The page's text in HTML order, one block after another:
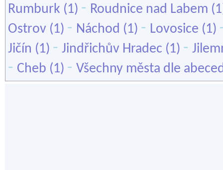
Rumburk (1) - Roudnice nad Labem
Ostrov (1) - Náchod (1) - Lovosice (1)
Jičín (1) - Jindřichův Hradec (1) -
- Cheb (1) - Všechny města dle